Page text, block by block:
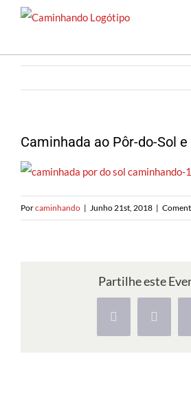
Saltar
Caminhada ao Pôr-do-Sol
Porcaminhando | Junho 21st, 2018 |
Partilhe este
Facebook
X